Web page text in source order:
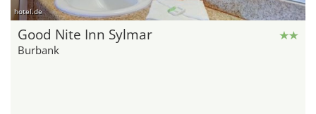
hotel.de
Good Nite Inn Sylmar
Burbank